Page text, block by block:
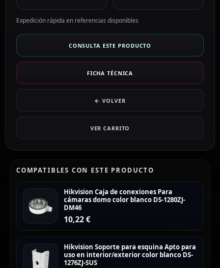
Expedición rápida en referencias disponibles
CONSULTA ESTE PRODUCTO
FICHA TÉCNICA
← VOLVER
VER CARRITO
COMPATIBLES CON ESTE PRODUCTO
Hikvision Caja de conexiones Para
cámaras domo color blanco DS-1280ZJ-
DM46
10,22€
Hikvision Soporte para esquina Apto para
uso en interior/exterior color blanco DS-
1276ZJ-SUS